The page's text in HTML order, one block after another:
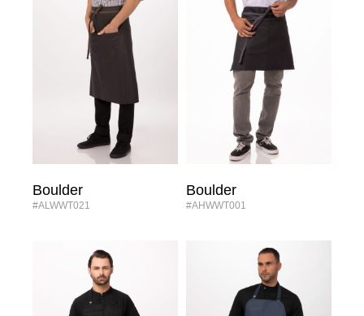
Boulder
#ALWWT021
Boulder
#AHWWT001